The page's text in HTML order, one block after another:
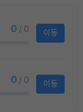
0 / 0 이동
0 / 0 이동